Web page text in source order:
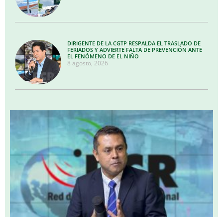
DIRIGENTE DE LA CGTP RESPALDA EL TRASLADO DE
FERIADOS Y ADVIERTE FALTA DE PREVENCIÓN ANTE
EL FENÓMENO DE EL NIÑO
8 agosto, 2026